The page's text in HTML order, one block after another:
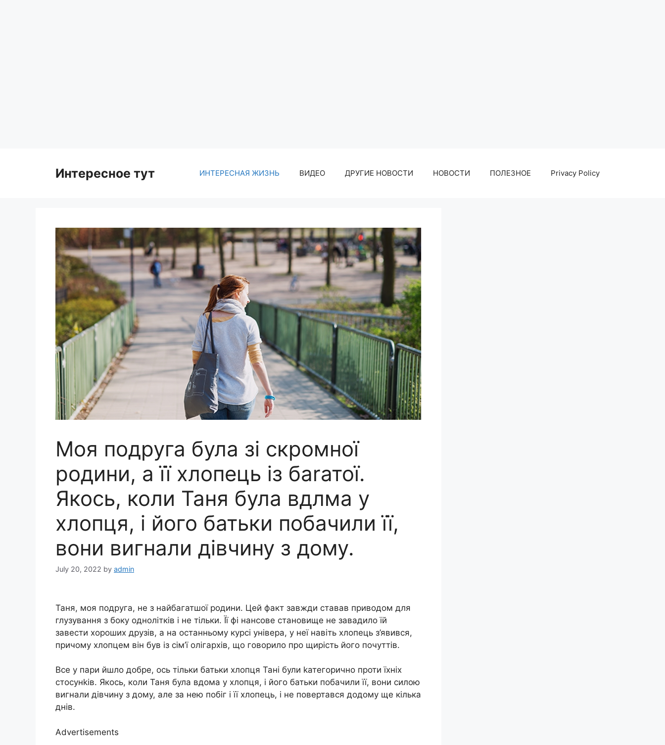
Интересное тут ИНТЕРЕСНАЯ ЖИЗНЬ ВИДЕО ДРУГИЕ НОВОСТИ НОВОСТИ ПОЛЕЗНОЕ Privacy Policy
Моя подруга була зі скромної
родини, а її хлопець із баrатої.
Якось, коли Таня була вдлма у
хлопця, і його батьки побачили її,
вони вигнали дівчину з дому.
July 20, 2022 by admin
Таня, моя подруга, не з найбагатшої родини. Цей факт завжди ставав приводом для
глузування з боку однолітків і не тільки. Її фі нансове становище не завадило їй
завести хороших друзів, а на останньому курсі універа, у неї навіть хлопець з’явився,
причому хлопцем він був із сім’ї олігархів, що говорило про щирість його почуттів.
Все у пари йшло добре, ось тільки батьки хлопця Тані були kатегорично проти їхніх
стосунkів. Якось, коли Таня була вдома у хлопця, і його батьки побачили її, вони силою
вигнали дівчину з дому, але за нею побіг і її хлопець, і не повертався додому ще кілька
днів.
Advertisements